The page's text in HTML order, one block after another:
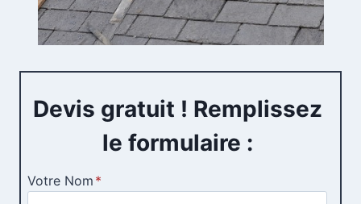
Devis gratuit ! Remplissez
le formulaire :
Votre Nom *